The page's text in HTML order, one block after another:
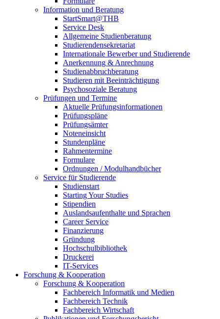
Information und Beratung
StartSmart@THB
Service Desk
Allgemeine Studienberatung
Studierendensekretariat
Internationale Bewerber und Studierende
Anerkennung & Anrechnung
Studienabbruchberatung
Studieren mit Beeinträchtigung
Psychosoziale Beratung
Prüfungen und Termine
Aktuelle Prüfungsinformationen
Prüfungspläne
Prüfungsämter
Noteneinsicht
Stundenpläne
Rahmentermine
Formulare
Ordnungen / Modulhandbücher
Service für Studierende
Studienstart
Starting Your Studies
Stipendien
Auslandsaufenthalte und Sprachen
Career Service
Finanzierung
Gründung
Hochschulbibliothek
Druckerei
IT-Services
Forschung & Kooperation
Forschung & Kooperation
Fachbereich Informatik und Medien
Fachbereich Technik
Fachbereich Wirtschaft